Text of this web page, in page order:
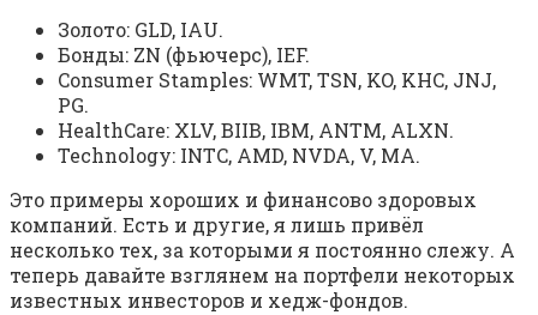
Золото: GLD, IAU.
Бонды: ZN (фьючерс), IEF.
Consumer Stamples: WMT, TSN, KO, KHC, JNJ,
PG.
HealthCare: XLV, BIIB, IBM, ANTM, ALXN.
Technology: INTC, AMD, NVDA, V, MA.
Это примеры хороших и финансово здоровых
компаний. Есть и другие, я лишь привёл
несколько тех, за которыми я постоянно слежу. А
теперь давайте взглянем на портфели некоторых
известных инвесторов и хедж-фондов.